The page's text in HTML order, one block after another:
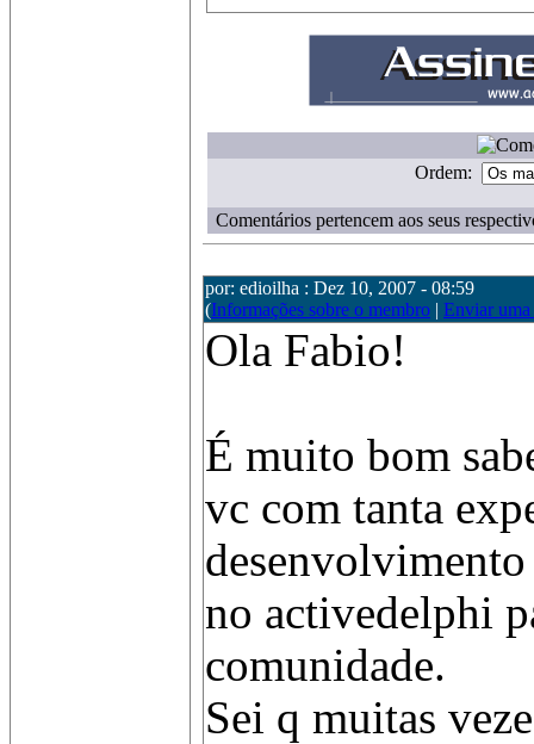
Ordem:
Comentários pertencem aos seus
por: edioilha : Dez 10, 2007 - 08:59
(Informações sobre o membro | Enviar uma
Ola Fabio!
É muito bom
vc com tanta
no activedelphi
comunidade.
Sei q muitas